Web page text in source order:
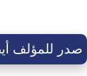
صدر للمؤلف